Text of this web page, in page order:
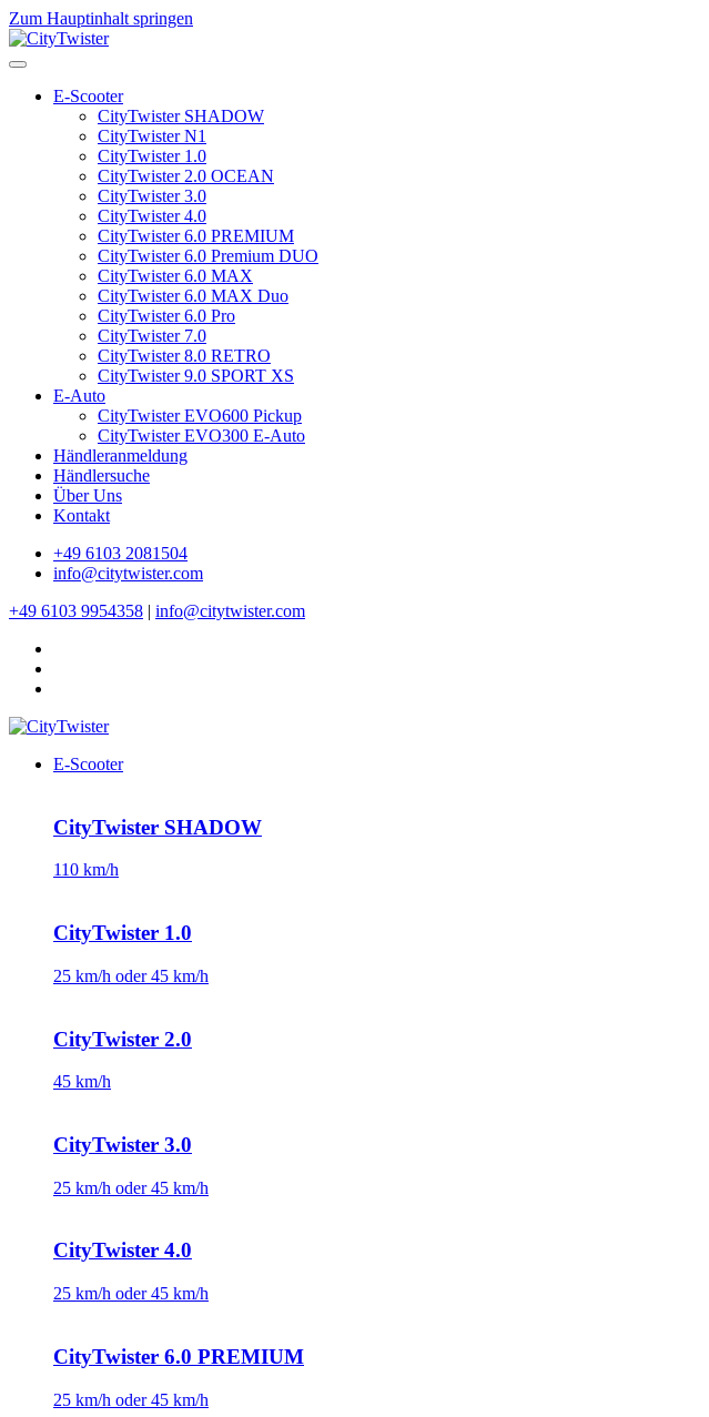
Zum Hauptinhalt springen
E-Scooter
CityTwister SHADOW
CityTwister N1
CityTwister 1.0
CityTwister 2.0 OCEAN
CityTwister 3.0
CityTwister 4.0
CityTwister 6.0 PREMIUM
CityTwister 6.0 Premium DUO
CityTwister 6.0 MAX
CityTwister 6.0 MAX Duo
CityTwister 6.0 Pro
CityTwister 7.0
CityTwister 8.0 RETRO
CityTwister 9.0 SPORT XS
E-Auto
CityTwister EVO600 Pickup
CityTwister EVO300 E-Auto
Händleranmeldung
Händlersuche
Über Uns
Kontakt
+49 6103 2081504
info@citytwister.com
+49 6103 9954358 | info@citytwister.com
E-Scooter
CityTwister SHADOW
110 km/h
CityTwister 1.0
25 km/h oder 45 km/h
CityTwister 2.0
45 km/h
CityTwister 3.0
25 km/h oder 45 km/h
CityTwister 4.0
25 km/h oder 45 km/h
CityTwister 6.0 PREMIUM
25 km/h oder 45 km/h